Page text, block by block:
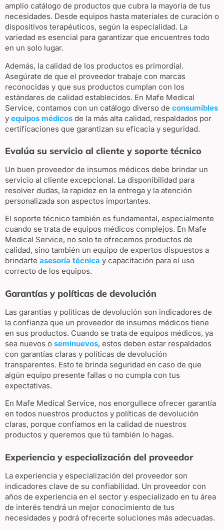
amplio catálogo de productos que cubra la mayoría de tus
necesidades. Desde equipos hasta materiales de curación o
dispositivos terapéuticos, según la especialidad. La
variedad es esencial para garantizar que encuentres todo
en un solo lugar.
Además, la calidad de los productos es primordial.
Asegúrate de que el proveedor trabaje con marcas
reconocidas y que sus productos cumplan con los
estándares de calidad establecidos. En Mafe Medical
Service, contamos con un catálogo diverso de consumibles
y equipos médicos de la más alta calidad, respaldados por
certificaciones que garantizan su eficacia y seguridad.
Evalúa su servicio al cliente y soporte técnico
Un buen proveedor de insumos médicos debe brindar un
servicio al cliente excepcional. La disponibilidad para
resolver dudas, la rapidez en la entrega y la atención
personalizada son aspectos importantes.
El soporte técnico también es fundamental, especialmente
cuando se trata de equipos médicos complejos. En Mafe
Medical Service, no solo te ofrecemos productos de
calidad, sino también un equipo de expertos dispuestos a
brindarte asesoría técnica y capacitación para el uso
correcto de los equipos.
Garantías y políticas de devolución
Las garantías y políticas de devolución son indicadores de
la confianza que un proveedor de insumos médicos tiene
en sus productos. Cuando se trata de equipos médicos, ya
sea nuevos o seminuevos, estos deben estar respaldados
con garantías claras y políticas de devolución
transparentes. Esto te brinda seguridad en caso de que
algún equipo presente fallas o no cumpla con tus
expectativas.
En Mafe Medical Service, nos enorgullece ofrecer garantía
en todos nuestros productos y políticas de devolución
claras, porque confiamos en la calidad de nuestros
productos y queremos que tú también lo hagas.
Experiencia y especialización del proveedor
La experiencia y especialización del proveedor son
indicadores clave de su confiabilidad. Un proveedor con
años de experiencia en el sector y especializado en tu área
de interés tendrá un mejor conocimiento de tus
necesidades y podrá ofrecerte soluciones más adecuadas.